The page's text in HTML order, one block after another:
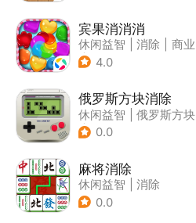
宾果消消消
休闲益智 消除
商业
| 宾果消消消
4.0
俄罗斯方块消除
休闲益智
俄罗斯方块
| 消除
0.0
麻将消除
休闲益智
消除
0.0